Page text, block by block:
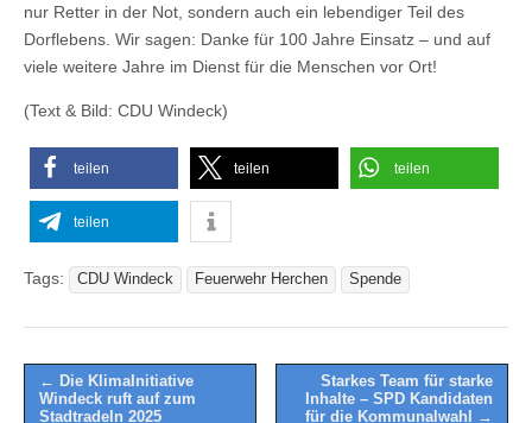
nur Retter in der Not, sondern auch ein lebendiger Teil des
Dorflebens. Wir sagen: Danke für 100 Jahre Einsatz – und auf
viele weitere Jahre im Dienst für die Menschen vor Ort!
(Text & Bild: CDU Windeck)
teilen teilen teilen
teilen
Tags: CDU Windeck Feuerwehr Herchen Spende
Post
navigation
← Die KlimaInitiative
Windeck ruft auf zum
Stadtradeln 2025
Starkes Team für starke
Inhalte – SPD Kandidaten
für die Kommunalwahl →